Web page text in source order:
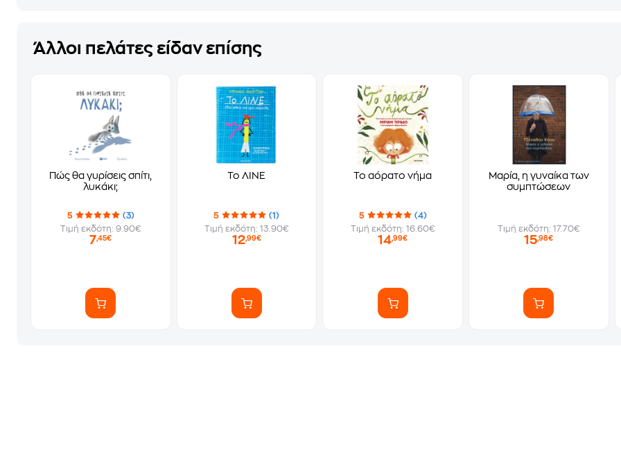
Άλλοι πελάτες είδαν επίσης
Πώς θα γυρίσεις σπίτι,
λυκάκι;
5
(3)
Τιμή εκδότη: 9.90€
7,45€
Το ΛΙΝΕ
5
(1)
Τιμή εκδότη: 13.90€
12,99€
Το αόρατο νήμα
5
(4)
Τιμή εκδότη: 16.60€
14,99€
Μαρία, η γυναίκα των
συμπτώσεων
Τιμή εκδότη: 17.70€
15,98€